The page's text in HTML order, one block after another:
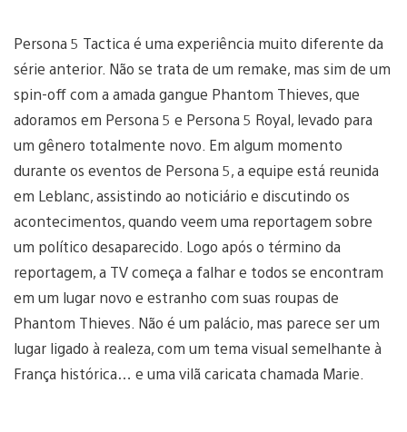
Persona 5 Tactica é uma experiência muito diferente da
série anterior. Não se trata de um remake, mas sim de um
spin-off com a amada gangue Phantom Thieves, que
adoramos em Persona 5 e Persona 5 Royal, levado para
um gênero totalmente novo. Em algum momento
durante os eventos de Persona 5, a equipe está reunida
em Leblanc, assistindo ao noticiário e discutindo os
acontecimentos, quando veem uma reportagem sobre
um político desaparecido. Logo após o término da
reportagem, a TV começa a falhar e todos se encontram
em um lugar novo e estranho com suas roupas de
Phantom Thieves. Não é um palácio, mas parece ser um
lugar ligado à realeza, com um tema visual semelhante à
França histórica… e uma vilã caricata chamada Marie.